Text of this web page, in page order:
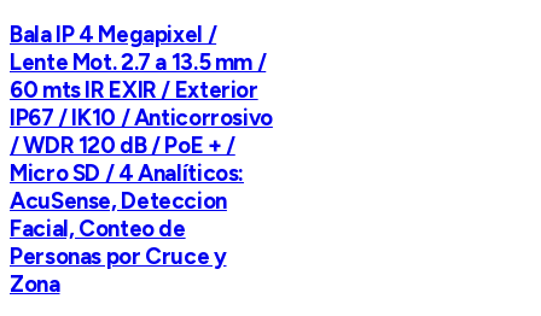
Bala IP 4 Megapixel /
Lente Mot. 2.7 a 13.5 mm /
60 mts IR EXIR / Exterior
IP67 / IK10 / Anticorrosivo
/ WDR 120 dB / PoE + /
Micro SD / 4 Analíticos:
AcuSense, Deteccion
Facial, Conteo de
Personas por Cruce y
Zona